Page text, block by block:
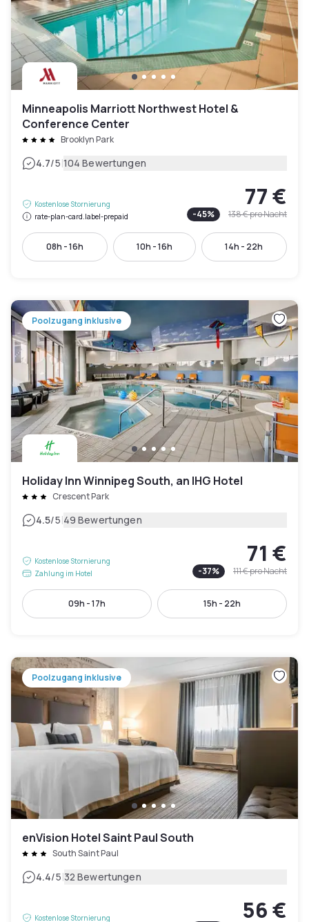
Minneapolis Marriott Northwest Hotel &
Conference Center
Brooklyn Park
4.7/5|104 Bewertungen
Kostenlose Stornierung
rate-plan-card.label-prepaid
77 €
-45% 138 €pro Nacht
08h - 16h 10h - 16h 14h - 22h
Poolzugang inklusive
Holiday Inn Winnipeg South, an IHG Hotel
Crescent Park
4.5/5|49 Bewertungen
Kostenlose Stornierung
Zahlung im Hotel
71 €
-37% 111 €pro Nacht
09h - 17h 15h - 22h
Poolzugang inklusive
enVision Hotel Saint Paul South
South Saint Paul
4.4/5|32 Bewertungen
Kostenlose Stornierung
56 €